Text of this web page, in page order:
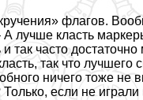
флагов.
А лучше класть
и так часто
так что лучшего
ничего тоже не
если не играли